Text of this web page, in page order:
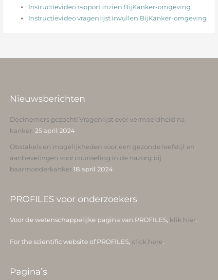
Instructievideo rapport inzien BijKanker-omgeving
Instructievideo vragenlijst invullen BijKanker-omgeving
Nieuwsberichten
Deelnemers gezocht! Vragenlijst over vermoeidheid na
kanker. 25 april 2024
Obstakels en mogelijkheden voor een gezonde leefstijl en
aanbevelingen voor counseling in de nazorg bij
baarmoederkanker 18 april 2024
PROFILES voor onderzoekers
Voor de wetenschappelijke pagina van PROFILES, klik hier.
For the scientific website of PROFILES, click here.
Pagina’s